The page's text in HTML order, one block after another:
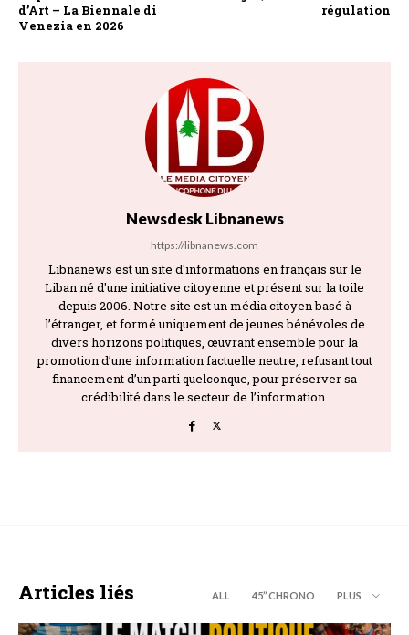
d’Art – La Biennale di
Venezia en 2026
régulation
Newsdesk Libnanews
https://libnanews.com
Libnanews est un site d'informations en français sur le
Liban né d'une initiative citoyenne et présent sur la toile
depuis 2006. Notre site est un média citoyen basé à
l’étranger, et formé uniquement de jeunes bénévoles de
divers horizons politiques, œuvrant ensemble pour la
promotion d’une information factuelle neutre, refusant tout
financement d’un parti quelconque, pour préserver sa
crédibilité dans le secteur de l’information.
Articles liés ALL 45’’ CHRONO PLUS